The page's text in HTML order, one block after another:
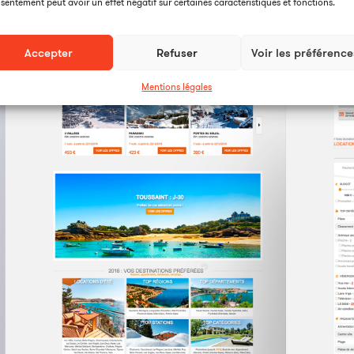
Accepter Refuser Voir les
Mentions légales